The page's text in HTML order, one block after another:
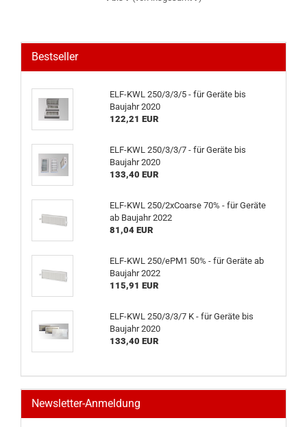
Bestseller
ELF-KWL 250/3/3/5 - für Geräte bis
Baujahr 2020
122,21 EUR
ELF-KWL 250/3/3/7 - für Geräte bis
Baujahr 2020
133,40 EUR
ELF-KWL 250/2xCoarse 70% - für Geräte
ab Baujahr 2022
81,04 EUR
ELF-KWL 250/ePM1 50% - für Geräte ab
Baujahr 2022
115,91 EUR
ELF-KWL 250/3/3/7 K - für Geräte bis
Baujahr 2020
133,40 EUR
Newsletter-Anmeldung